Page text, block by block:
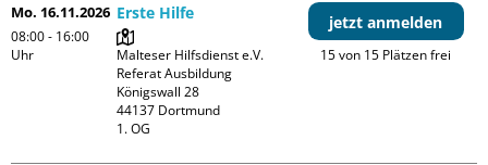
Mo. 16.11.2026
08:00 - 16:00
Uhr
Erste Hilfe
Malteser Hilfsdienst e.V.
Referat Ausbildung
Königswall 28
44137 Dortmund
1. OG
jetzt anmelden
15 von 15 Plätzen frei